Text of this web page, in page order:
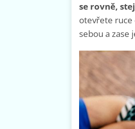
se rovně,
otevřete ruce
sebou a zase